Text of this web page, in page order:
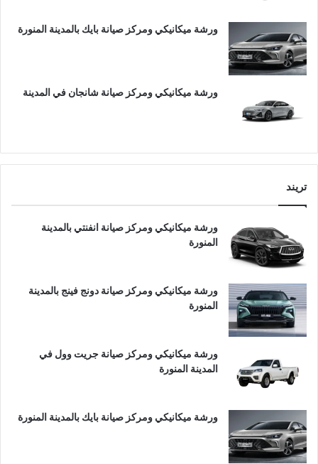
ورشة ميكانيكي ومركز صيانة بايك بالمدينة المنورة
ورشة ميكانيكي ومركز صيانة شانجان في المدينة
تريند
ورشة ميكانيكي ومركز صيانة انفنتي بالمدينة
المنورة
ورشة ميكانيكي ومركز صيانة دونج فينج بالمدينة
المنورة
ورشة ميكانيكي ومركز صيانة جريت وول في
المدينة المنورة
ورشة ميكانيكي ومركز صيانة بايك بالمدينة المنورة